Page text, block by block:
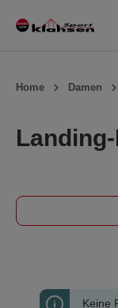
springen
Home Damen
Keine